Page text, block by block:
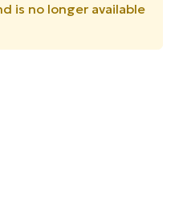
is no longer available